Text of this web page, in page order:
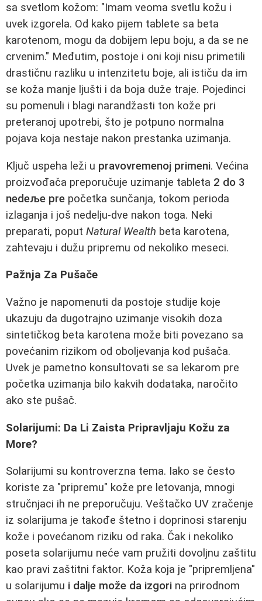
sa svetlom kožom: "Imam veoma svetlu kožu i
uvek izgorela. Od kako pijem tablete sa beta
karotenom, mogu da dobijem lepu boju, a da se ne
crvenim." Međutim, postoje i oni koji nisu primetili
drastičnu razliku u intenzitetu boje, ali ističu da im
se koža manje ljušti i da boja duže traje. Pojedinci
su pomenuli i blagi narandžasti ton kože pri
preteranoj upotrebi, što je potpuno normalna
pojava koja nestaje nakon prestanka uzimanja.
Ključ uspeha leži u pravovremenoj primeni. Većina
proizvođača preporučuje uzimanje tableta 2 do 3
nedeље pre početka sunčanja, tokom perioda
izlaganja i još nedelju-dve nakon toga. Neki
preparati, poput Natural Wealth beta karotena,
zahtevaju i dužu pripremu od nekoliko meseci.
Pažnja Za Pušače
Važno je napomenuti da postoje studije koje
ukazuju da dugotrajno uzimanje visokih doza
sintetičkog beta karotena može biti povezano sa
povećanim rizikom od oboljevanja kod pušača.
Uvek je pametno konsultovati se sa lekarom pre
početka uzimanja bilo kakvih dodataka, naročito
ako ste pušač.
Solarijumi: Da Li Zaista Pripravljaju Kožu za
More?
Solarijumi su kontroverzna tema. Iako se često
koriste za "pripremu" kože pre letovanja, mnogi
stručnjaci ih ne preporučuju. Veštačko UV zračenje
iz solarijuma je takođe štetno i doprinosi starenju
kože i povećanom riziku od raka. Čak i nekoliko
poseta solarijumu neće vam pružiti dovoljnu zaštitu
kao pravi zaštitni faktor. Koža koja je "pripremljena"
u solarijumu i dalje može da izgori na prirodnom